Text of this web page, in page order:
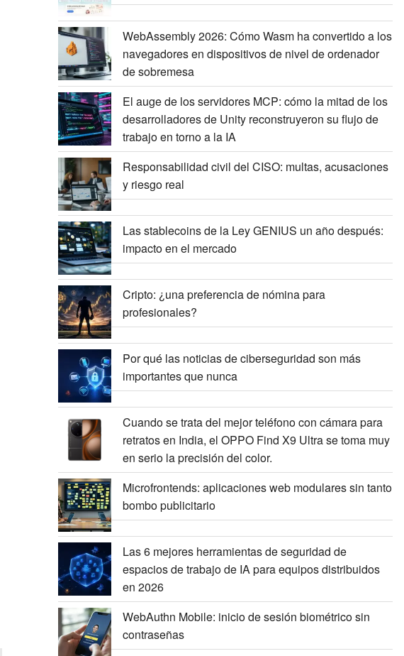
WebAssembly 2026: Cómo Wasm ha convertido a los
navegadores en dispositivos de nivel de ordenador
de sobremesa
El auge de los servidores MCP: cómo la mitad de los
desarrolladores de Unity reconstruyeron su flujo de
trabajo en torno a la IA
Responsabilidad civil del CISO: multas, acusaciones
y riesgo real
Las stablecoins de la Ley GENIUS un año después:
impacto en el mercado
Cripto: ¿una preferencia de nómina para
profesionales?
Por qué las noticias de ciberseguridad son más
importantes que nunca
Cuando se trata del mejor teléfono con cámara para
retratos en India, el OPPO Find X9 Ultra se toma muy
en serio la precisión del color.
Microfrontends: aplicaciones web modulares sin tanto
bombo publicitario
Las 6 mejores herramientas de seguridad de
espacios de trabajo de IA para equipos distribuidos
en 2026
WebAuthn Mobile: inicio de sesión biométrico sin
contraseñas